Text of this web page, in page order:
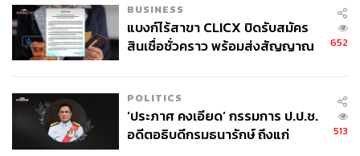
BUSINESS
แบงก์ไร้สาขา CLICX ปิดรับสมัคร
สินเชื่อชั่วคราว พร้อมส่งสัญญาณ
652
POLITICS
‘ประภาศ คงเอียด’ กรรมการ ป.ป.ช.
อดีตอธิบดีกรมธนารักษ์ ถึงแก่
513